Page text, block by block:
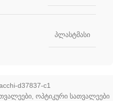
პლასტმასი
d37837-c1
, ოპტიკური სათვალეები